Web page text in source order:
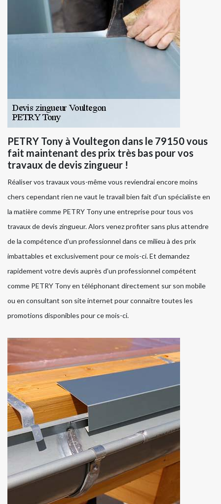
PETRY Tony à Voultegon dans le 79150 vous
fait maintenant des prix très bas pour vos
travaux de devis zingueur !
Réaliser vos travaux vous-même vous reviendrai encore moins
chers cependant rien ne vaut le travail bien fait d’un spécialiste en
la matière comme PETRY Tony une entreprise pour tous vos
travaux de devis zingueur. Alors venez profiter sans plus attendre
de la compétence d’un professionnel dans ce milieu à des prix
imbattables et exclusivement pour ce mois-ci. Et demandez
rapidement votre devis auprès d’un professionnel compétent
comme PETRY Tony en téléphonant directement sur son mobile
ou en consultant son site internet pour connaitre toutes les
promotions disponibles pour ce mois-ci.